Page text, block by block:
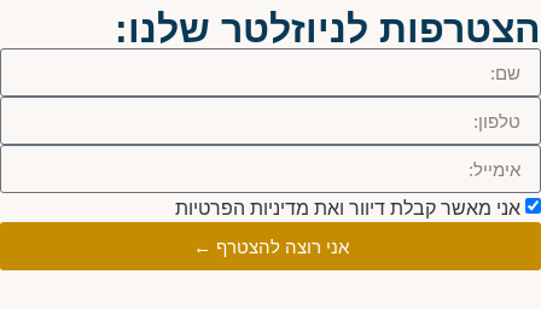
הצטרפות לניוזלטר שלנו:
אני מאשר קבלת דיוור ואת מדיניות הפרטיות
אני רוצה להצטרף ←